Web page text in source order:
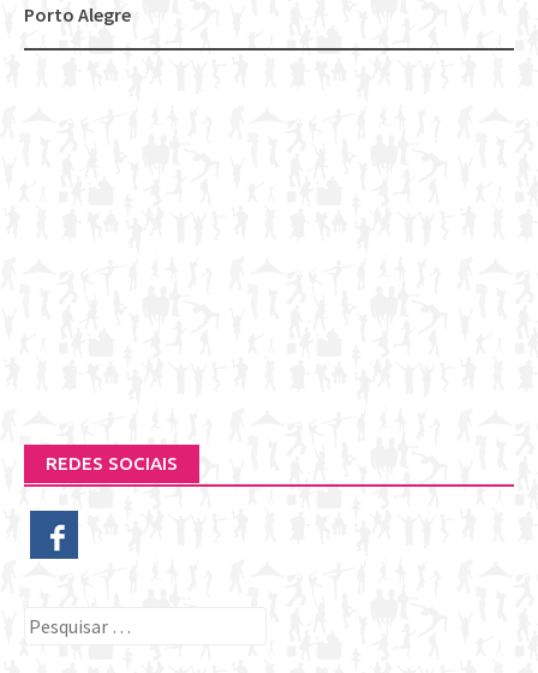
Porto Alegre
REDES SOCIAIS
Pesquisar